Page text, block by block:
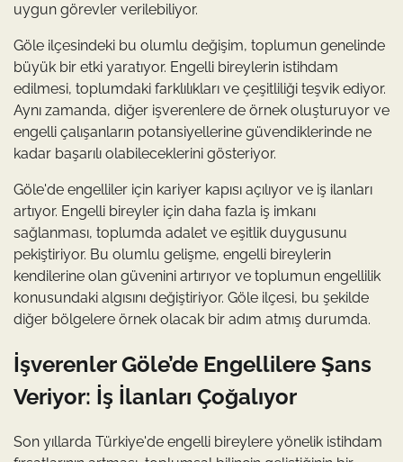
uygun görevler verilebiliyor.
Göle ilçesindeki bu olumlu değişim, toplumun genelinde
büyük bir etki yaratıyor. Engelli bireylerin istihdam
edilmesi, toplumdaki farklılıkları ve çeşitliliği teşvik ediyor.
Aynı zamanda, diğer işverenlere de örnek oluşturuyor ve
engelli çalışanların potansiyellerine güvendiklerinde ne
kadar başarılı olabileceklerini gösteriyor.
Göle'de engelliler için kariyer kapısı açılıyor ve iş ilanları
artıyor. Engelli bireyler için daha fazla iş imkanı
sağlanması, toplumda adalet ve eşitlik duygusunu
pekiştiriyor. Bu olumlu gelişme, engelli bireylerin
kendilerine olan güvenini artırıyor ve toplumun engellilik
konusundaki algısını değiştiriyor. Göle ilçesi, bu şekilde
diğer bölgelere örnek olacak bir adım atmış durumda.
İşverenler Göle’de Engellilere Şans
Veriyor: İş İlanları Çoğalıyor
Son yıllarda Türkiye'de engelli bireylere yönelik istihdam